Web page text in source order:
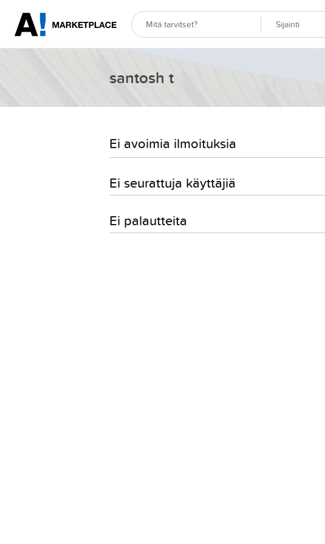
santosh t
Ei avoimia ilmoituksia
Ei seurattuja käyttäjiä
Ei palautteita